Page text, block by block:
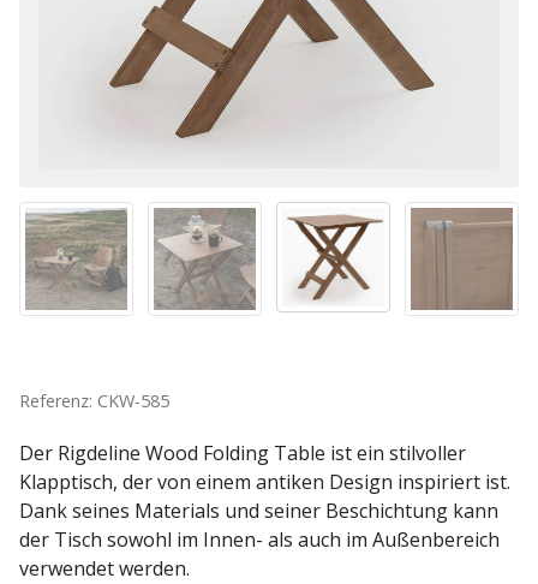
Referenz: CKW-585
Der Rigdeline Wood Folding Table ist ein stilvoller
Klapptisch, der von einem antiken Design inspiriert ist.
Dank seines Materials und seiner Beschichtung kann
der Tisch sowohl im Innen- als auch im Außenbereich
verwendet werden.